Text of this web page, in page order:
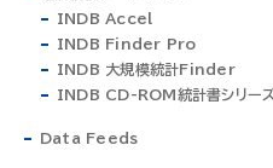
INDB Accel
INDB Finder Pro
INDB 大規模統計Finder
INDB CD-ROM統計書シリー
Data Feeds